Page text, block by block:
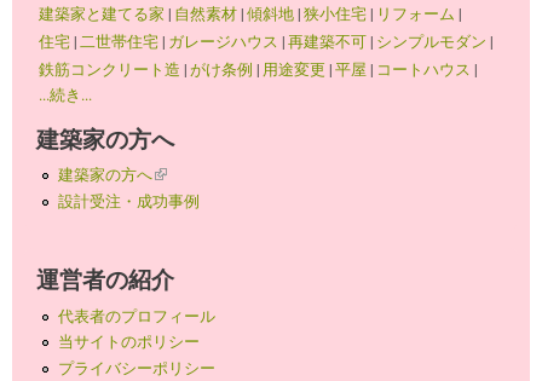
建築家と建てる家 | 自然素材|傾斜地|狭小住宅| リフォーム |
住宅| 二世帯住宅| ガレージハウス |再建築不可| シンプルモダン |
鉄筋コンクリート造 |がけ条例 | 用途変更 |平屋 | コートハウス |
...続き...
建築家の方へ
建築家の方へ(link is external)
設計受注・成功事例
運営者の紹介
代表者のプロフィール
当サイトのポリシー
プライバシーポリシー